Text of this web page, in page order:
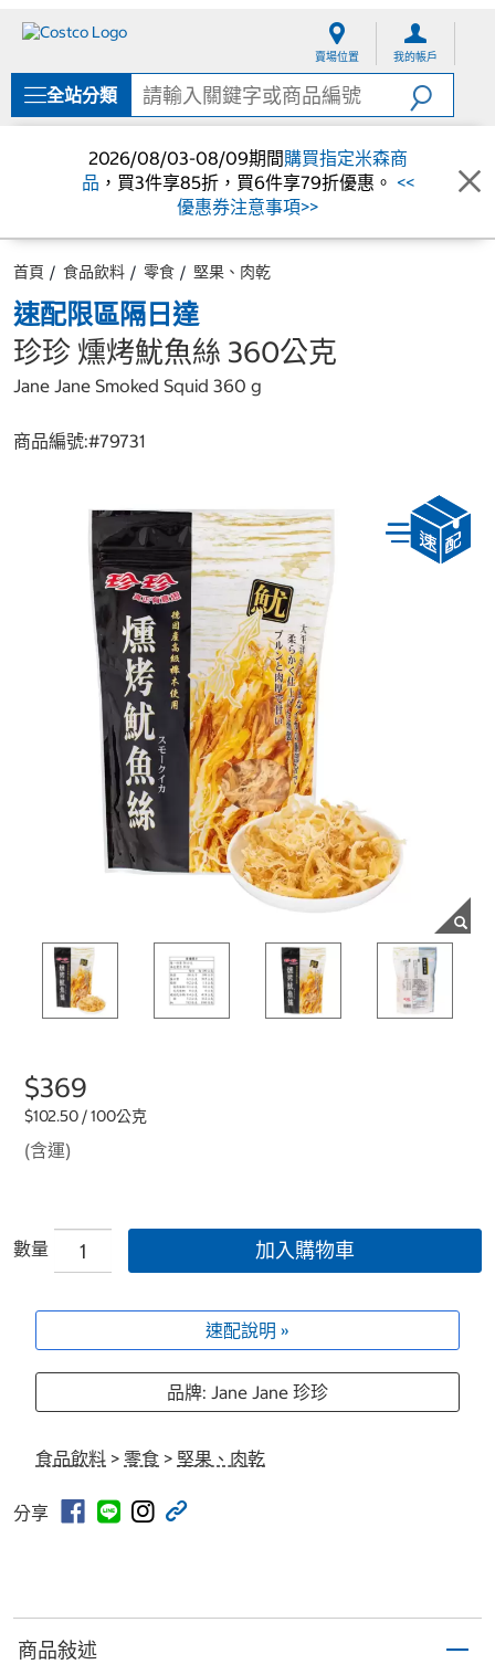
單
賣場位置 我的帳戶
全站分類
2026/08/03-08/09期間購買指定米森商
品 ，買3件享85折，買6件享79折優惠。 <<
優惠券注意事項>>
首頁 食品飲料 零食 堅果、肉乾
速配限區隔日達
珍珍 燻烤魷魚絲 360公克
Jane Jane Smoked Squid 360 g
商品編號:#79731
$369
$102.50 / 100公克
(含運)
數量 加入購物車
速配說明 »
品牌: Jane Jane 珍珍
食品飲料 > 零食 > 堅果、肉乾
分享
商品敍述